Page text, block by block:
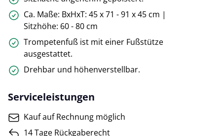
Ca. Maße: BxHxT: 45 x 71 - 91 x 45 cm |
Sitzhöhe: 60 - 80 cm
Trompetenfuß ist mit einer Fußstütze
ausgestattet.
Drehbar und höhenverstellbar.
Serviceleistungen
Kauf auf Rechnung möglich
14 Tage Rückgaberecht